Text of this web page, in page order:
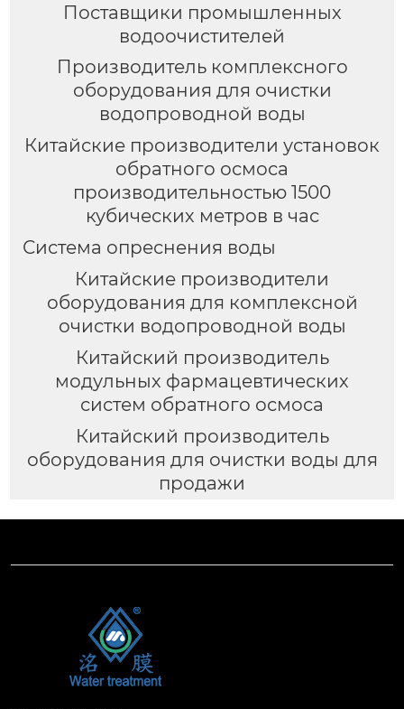
Поставщики промышленных
водоочистителей
Производитель комплексного
оборудования для очистки
водопроводной воды
Китайские производители установок
обратного осмоса
производительностью 1500
кубических метров в час
Система опреснения воды
Китайские производители
оборудования для комплексной
очистки водопроводной воды
Китайский производитель
модульных фармацевтических
систем обратного осмоса
Китайский производитель
оборудования для очистки воды для
продажи